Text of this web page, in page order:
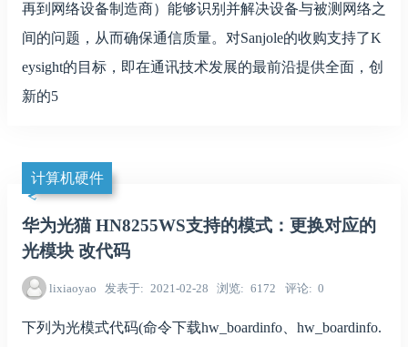
再到网络设备制造商）能够识别并解决设备与被测网络之
间的问题，从而确保通信质量。对Sanjole的收购支持了K
eysight的目标，即在通讯技术发展的最前沿提供全面，创
新的5
计算机硬件
华为光猫 HN8255WS支持的模式：更换对应的
光模块 改代码
lixiaoyao 发表于 2021-02-28 浏览 6172 评论 0
下列为光模式代码(命令下载hw_boardinfo、hw_boardinfo.